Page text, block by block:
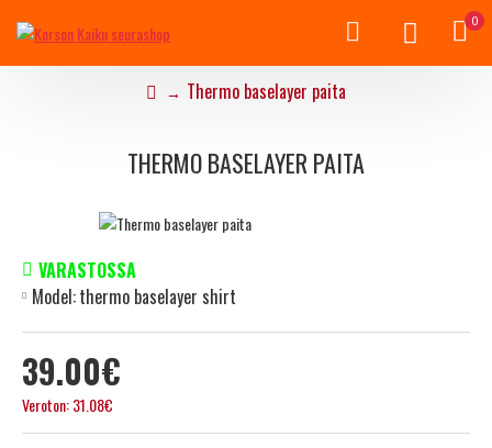
0
Thermo baselayer paita
THERMO BASELAYER PAITA
39.00€
Veroton: 31.08€
VARASTOSSA
Model:thermo baselayer shirt